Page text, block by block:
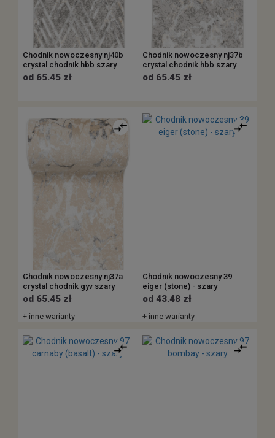
Chodnik nowoczesny nj40b
crystal chodnik hbb szary
od 65.45 zł
Chodnik nowoczesny nj37b
crystal chodnik hbb szary
od 65.45 zł
Chodnik nowoczesny nj37a
crystal chodnik gyv szary
od 65.45 zł
+ inne warianty
Chodnik nowoczesny 39
eiger (stone) - szary
od 43.48 zł
+ inne warianty